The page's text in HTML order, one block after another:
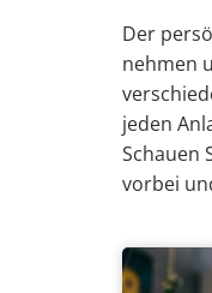
Der
nehmen
jeden
Schauen
vorbei